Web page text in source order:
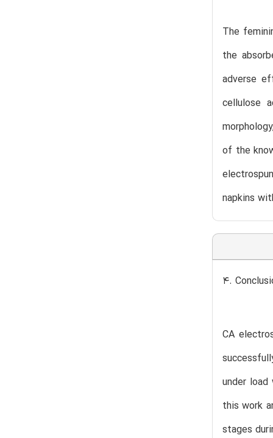
The
the
adverse
cellulose
of the
napkins
4.
CA
under
this work
stages